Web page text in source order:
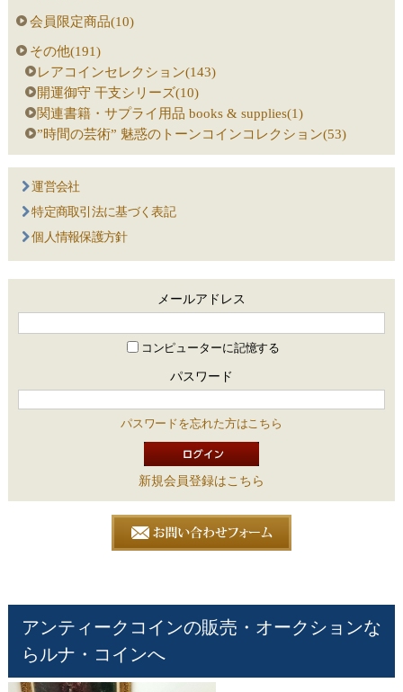
会員限定商品(10)
その他(191)
レアコインセレクション(143)
開運御守 干支シリーズ(10)
関連書籍・サプライ用品 books & supplies(1)
”時間の芸術” 魅惑のトーンコインコレクション(53)
運営会社
特定商取引法に基づく表記
個人情報保護方針
メールアドレス
コンピューターに記憶する
パスワード
パスワードを忘れた方はこちら
新規会員登録はこちら
アンティークコインの販売・オークションな
らルナ・コインへ